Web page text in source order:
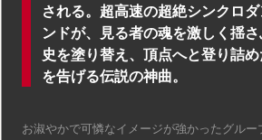
される。超高速の超絶シンクロ
ンドが、見る者の魂を激しく揺
史を塗り替え、頂点へと登り詰
を告げる伝説の神曲。
お淑やかで可憐なイメージが強かったグルー